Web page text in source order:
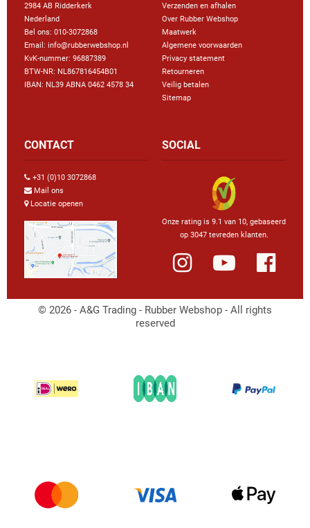
2984 AB Ridderkerk
Nederland
Bel ons: 010-3072868
Email: info@rubberwebshop.nl
KvK-nummer: 96887389
BTW-NR: NL867816454B01
IBAN: NL39 ABNA 0462 4578 34
Verzenden en afhalen
Over Rubber Webshop
Maatwerk
Algemene voorwaarden
Privacy statement
Retourneren
Veilig betalen
Sitemap
CONTACT
+31 (0)10 3072868
Mail ons
Locatie openen
SOCIAL
Onze rating is 9.1 van 10, gebaseerd
op 3047 tevreden klanten.
© 2026 - A&G Trading - Rubber Webshop - All rights
reserved